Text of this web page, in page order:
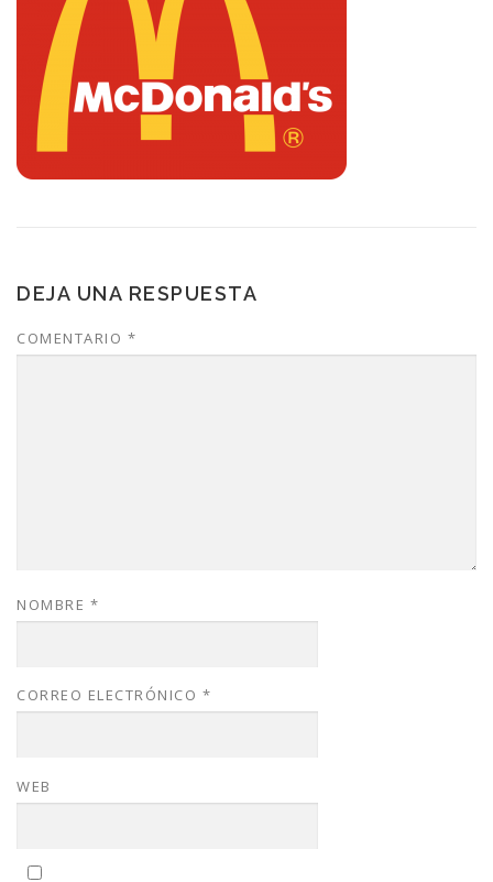
DEJA UNA RESPUESTA
COMENTARIO *
NOMBRE *
CORREO ELECTRÓNICO *
WEB